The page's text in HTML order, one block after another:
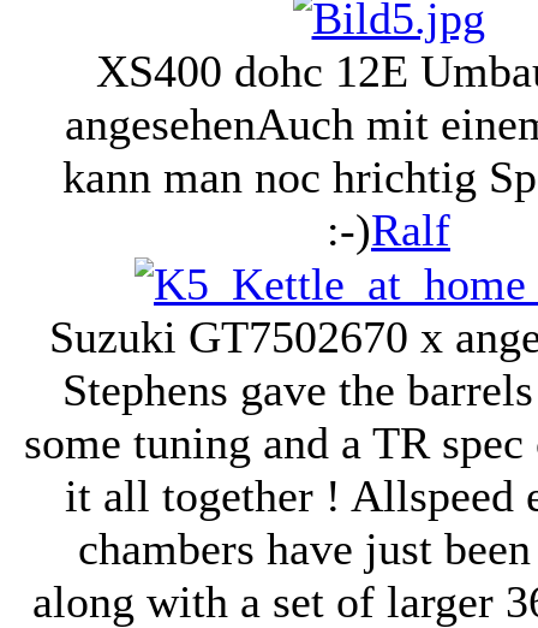
XS400 dohc 12E
angesehenAuch mit
kann man noc hrichtig
:-)Ralf
Suzuki GT7502670 x
Stephens gave the
some tuning and a TR spec
it all together ! Allspeed
chambers have just
along with a set of larger